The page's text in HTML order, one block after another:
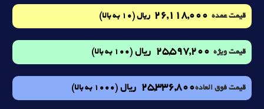
قیمت عمده 26,118,000 ریال (10 به بالا)
قیمت ویژه 25,597,200 ریال (100 به بالا)
قیمت فوق العاده25,336,800 ریال (1000 به بالا)